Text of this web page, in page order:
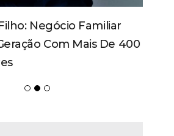
Negócio Familiar
Com Mais De 400